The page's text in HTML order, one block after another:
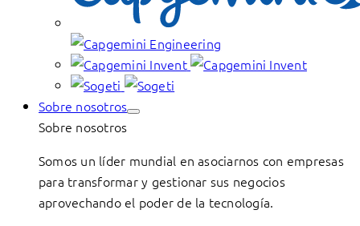
Sobre nosotros
Sobre nosotros
Somos un líder mundial en asociarnos con empresas
para transformar y gestionar sus negocios
aprovechando el poder de la tecnología.